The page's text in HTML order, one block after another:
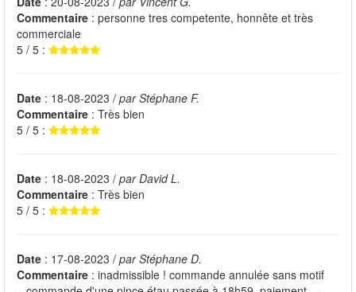
Commentaire : personne tres competente, honnête et très
commerciale
5 / 5 :
Date : 18-08-2023 / par Stéphane F.
Commentaire : Très bien
5 / 5 :
Date : 18-08-2023 / par David L.
Commentaire : Très bien
5 / 5 :
Date : 17-08-2023 / par Stéphane D.
Commentaire : inadmissible ! commande annulée sans motif